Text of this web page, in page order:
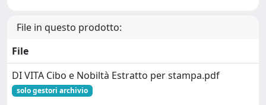
File in questo prodotto:
File
DI VITA Cibo e Nobiltà Estratto per stampa.pdf
solo gestori archivio